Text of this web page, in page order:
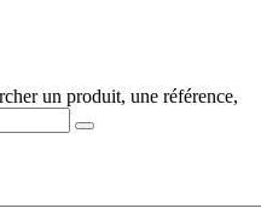
un produit, une référence,